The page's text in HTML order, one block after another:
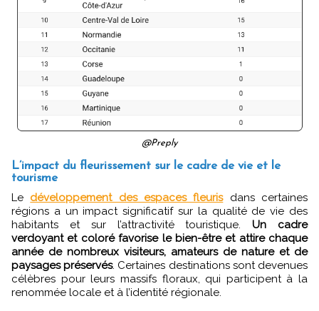
@Preply
L’impact du fleurissement sur le cadre de vie et le
tourisme
Le développement des espaces fleurisdans certaines
régions a un impact significatif sur la qualité de vie des
habitants et sur l’attractivité touristique.Un cadre
verdoyant et coloré favorise le bien-être et attire chaque
année de nombreux visiteurs, amateurs de nature et de
paysages préservés. Certaines destinations sont devenues
célèbres pour leurs massifs floraux, qui participent à la
renommée locale et à l’identité régionale.